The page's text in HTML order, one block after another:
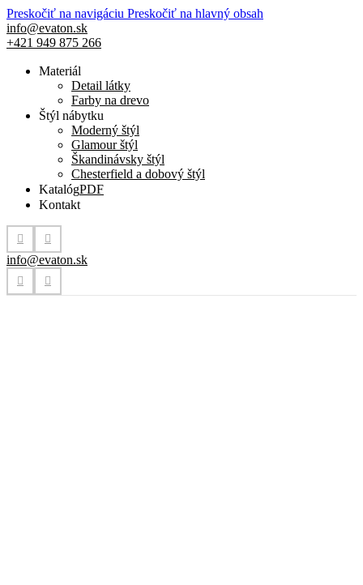
Preskočiť na navigáciu Preskočiť na hlavný obsah
info@evaton.sk
+421 949 875 266
Materiál
Detail látky
Farby na drevo
Štýl nábytku
Moderný štýl
Glamour štýl
Škandinávsky štýl
Chesterfield a dobový štýl
KatalógPDF
Kontakt
info@evaton.sk